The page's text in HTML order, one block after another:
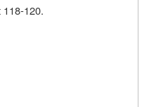
118-120.